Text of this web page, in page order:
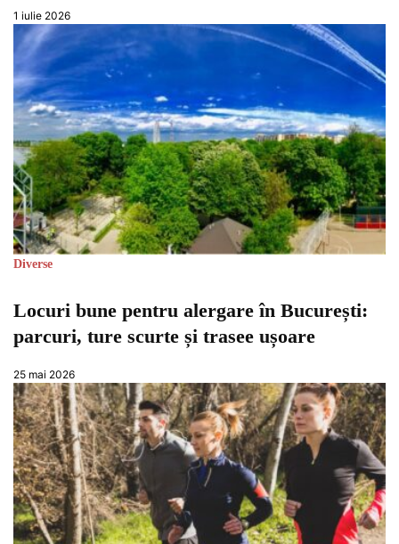
1 iulie 2026
Diverse
Locuri bune pentru alergare în București:
parcuri, ture scurte și trasee ușoare
25 mai 2026